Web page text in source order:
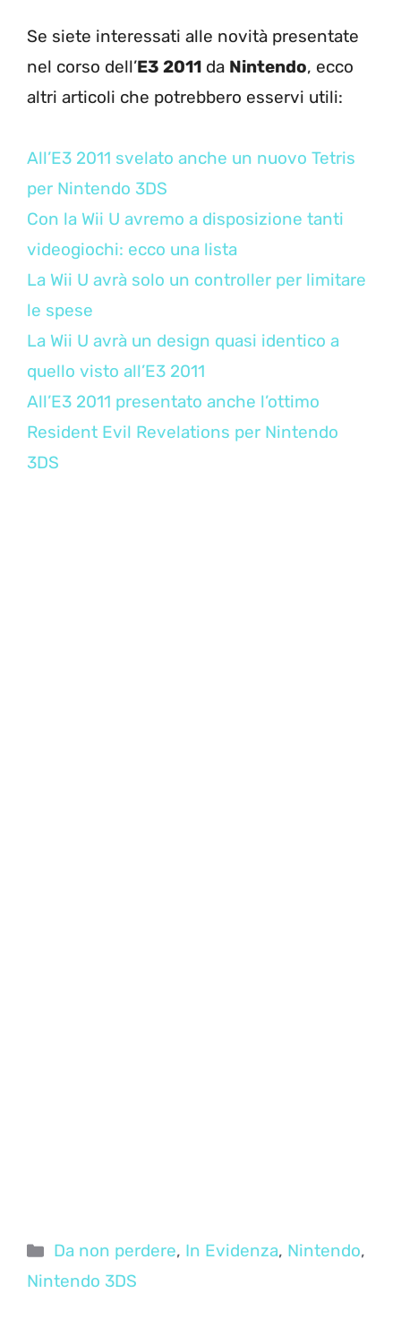
Se siete interessati alle novità presentate
nel corso dell’E3 2011 da Nintendo, ecco
altri articoli che potrebbero esservi utili:
All’E3 2011 svelato anche un nuovo Tetris
per Nintendo 3DS
Con la Wii U avremo a disposizione tanti
videogiochi: ecco una lista
La Wii U avrà solo un controller per limitare
le spese
La Wii U avrà un design quasi identico a
quello visto all’E3 2011
All’E3 2011 presentato anche l’ottimo
Resident Evil Revelations per Nintendo
3DS
Categorie
Da non perdere, In Evidenza, Nintendo,
Nintendo 3DS